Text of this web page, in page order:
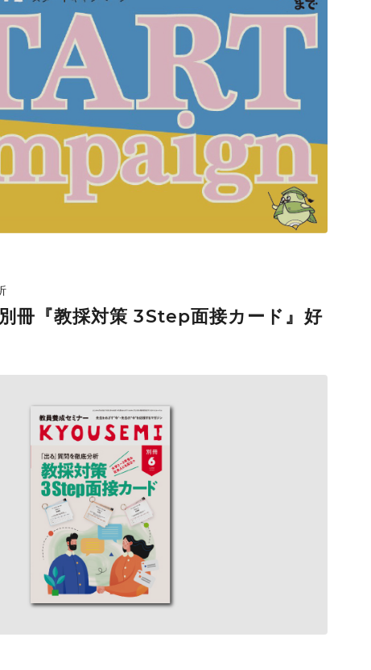
冊『教採対策 3Step面接カード』好